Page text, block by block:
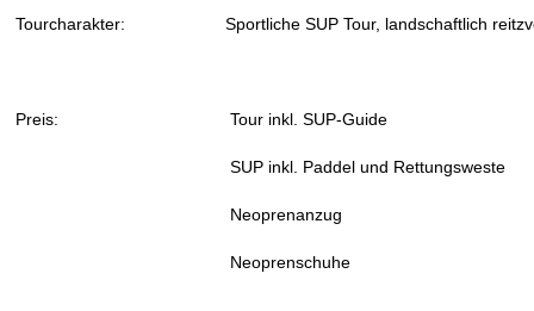
Tourcharakter: Sportliche SUP Tour, landschaftlich
Preis: Tour inkl. SUP-Guide
SUP inkl. Paddel und Rettungsweste
Neoprenanzug
Neoprenschuhe